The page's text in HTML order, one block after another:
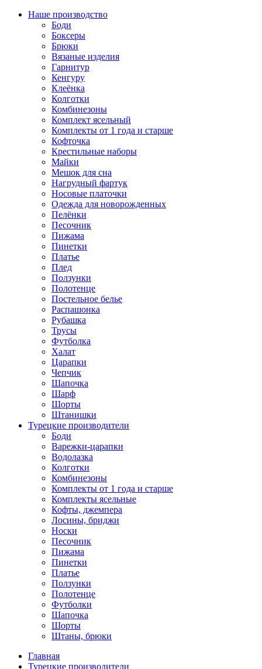
Наше производство
Боди
Боксеры
Брюки
Вязаные изделия
Гарнитур
Кенгуру
Клеёнка
Колготки
Комбинезоны
Комплект ясельный
Комплекты от 1 года и старше
Кофточка
Крестильные наборы
Майки
Мешок для сна
Нагрудный фартук
Носовые платочки
Одежда для новорожденных
Пелёнки
Песочник
Пижама
Пинетки
Платье
Плед
Ползунки
Полотенце
Постельное белье
Распашонка
Рубашка
Трусы
Футболка
Халат
Царапки
Чепчик
Шапочка
Шарф
Шорты
Штанишки
Турецкие производители
Боди
Варежки-царапки
Водолазка
Колготки
Комбинезоны
Комплекты от 1 года и старше
Комплекты ясельные
Кофты, джемпера
Лосины, бриджи
Носки
Песочник
Пижама
Пинетки
Платье
Ползунки
Полотенце
Футболки
Шапочка
Шорты
Штаны, брюки
Главная
Турецкие производители